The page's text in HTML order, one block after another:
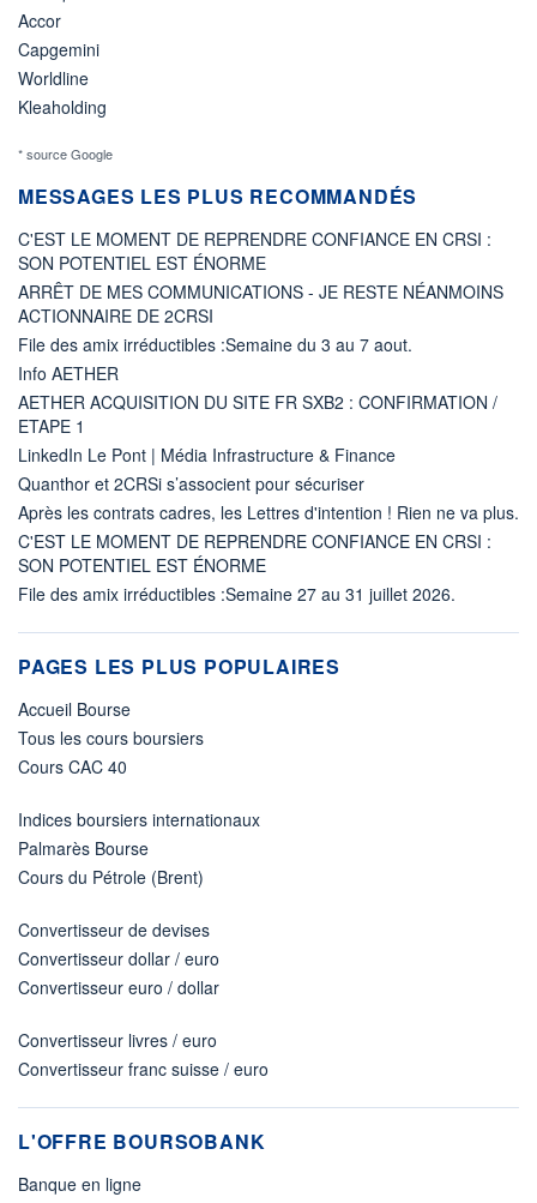
Accor
Capgemini
Worldline
Kleaholding
* source Google
MESSAGES LES PLUS RECOMMANDÉS
C'EST LE MOMENT DE REPRENDRE CONFIANCE EN CRSI :
SON POTENTIEL EST ÉNORME
ARRÊT DE MES COMMUNICATIONS - JE RESTE NÉANMOINS
ACTIONNAIRE DE 2CRSI
File des amix irréductibles :Semaine du 3 au 7 aout.
Info AETHER
AETHER ACQUISITION DU SITE FR SXB2 : CONFIRMATION /
ETAPE 1
LinkedIn Le Pont | Média Infrastructure & Finance
Quanthor et 2CRSi s’associent pour sécuriser
Après les contrats cadres, les Lettres d'intention ! Rien ne va plus.
C'EST LE MOMENT DE REPRENDRE CONFIANCE EN CRSI :
SON POTENTIEL EST ÉNORME
File des amix irréductibles :Semaine 27 au 31 juillet 2026.
PAGES LES PLUS POPULAIRES
Accueil Bourse
Tous les cours boursiers
Cours CAC 40
Indices boursiers internationaux
Palmarès Bourse
Cours du Pétrole (Brent)
Convertisseur de devises
Convertisseur dollar / euro
Convertisseur euro / dollar
Convertisseur livres / euro
Convertisseur franc suisse / euro
L'OFFRE BOURSOBANK
Banque en ligne